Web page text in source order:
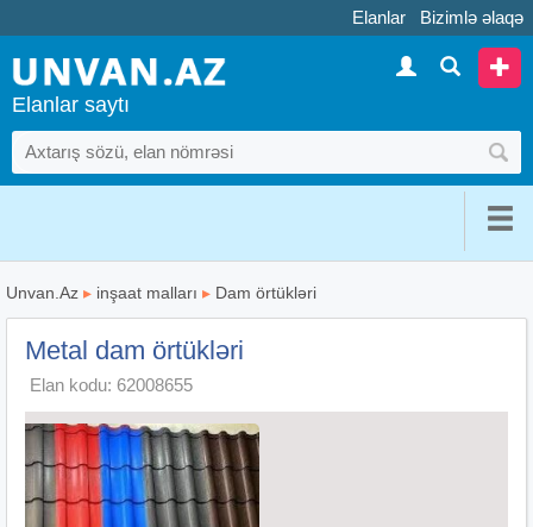
Elanlar Bizimlə əlaqə
Elanlar saytı
Unvan.Az ▸ inşaat malları ▸ Dam örtükləri
Metal dam örtükləri
Elan kodu: 62008655